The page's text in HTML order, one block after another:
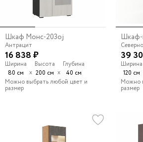
Шкаф Монс-203oj
Антрацит
16 838 ₽
Ширина
80 см
х
Высота
200 см х
Глубина
40 см
Можно выбрать любой цвет и
размер
Шкаф-
39
Ширина
120 см
Можно
размер